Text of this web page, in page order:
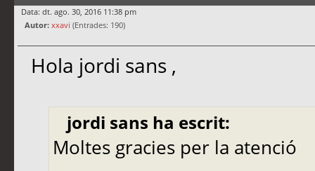
Data: dt. ago. 30, 2016 11:38 pm
Autor: xxavi (Entrades: 190)
Hola jordi sans ,
jordi sans ha escrit:
Moltes gracies per la atenció